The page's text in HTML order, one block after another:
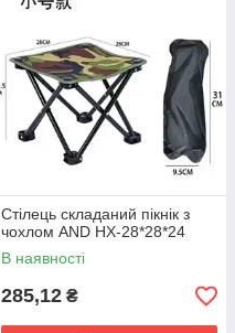
Стілець складаний пікнік з
чохлом AND HX-28*28*24
В наявності
285,12 ₴